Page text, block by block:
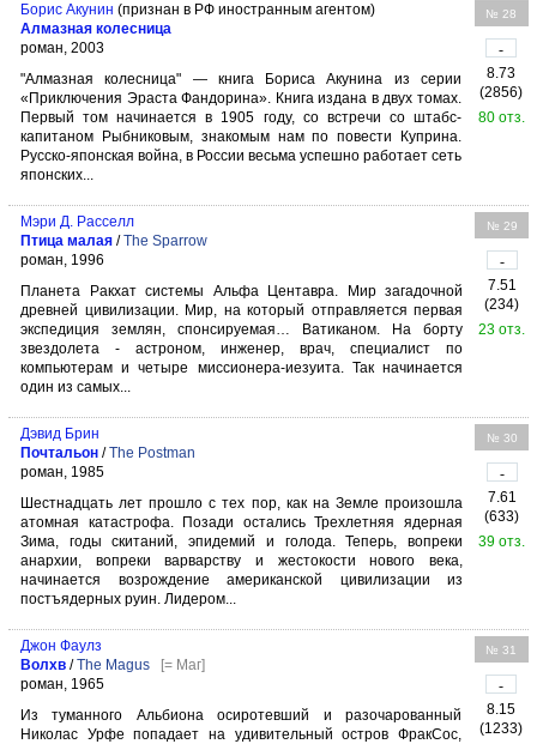
Борис Акунин (признан в РФ иностранным агентом)
Алмазная колесница
роман, 2003
"Алмазная колесница" — книга Бориса Акунина из серии
«Приключения Эраста Фандорина». Книга издана в двух томах.
Первый том начинается в 1905 году, со встречи со штабс-
капитаном Рыбниковым, знакомым нам по повести Куприна.
Русско-японская война, в России весьма успешно работает сеть
японских...
№ 28
-
8.73
(2856)
80 отз.
Мэри Д. Расселл
Птица малая /The Sparrow
роман, 1996
Планета Ракхат системы Альфа Центавра. Мир загадочной
древней цивилизации. Мир, на который отправляется первая
экспедиция землян, спонсируемая… Ватиканом. На борту
звездолета - астроном, инженер, врач, специалист по
компьютерам и четыре миссионера-иезуита. Так начинается
один из самых...
№ 29
-
7.51
(234)
23 отз.
Дэвид Брин
Почтальон /The Postman
роман, 1985
Шестнадцать лет прошло с тех пор, как на Земле произошла
атомная катастрофа. Позади остались Трехлетняя ядерная
Зима, годы скитаний, эпидемий и голода. Теперь, вопреки
анархии, вопреки варварству и жестокости нового века,
начинается возрождение американской цивилизации из
постъядерных руин. Лидером...
№ 30
-
7.61
(633)
39 отз.
Джон Фаулз
Волхв /The Magus
[= Маг]
роман, 1965
Из туманного Альбиона осиротевший и разочарованный
Николас Урфе попадает на удивительный остров ФракСос,
№ 31
-
8.15
(1233)